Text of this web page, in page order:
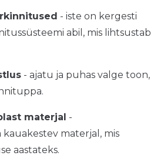
- iste on kergesti
abil, mis lihtsustab
- ajatu ja puhas valge toon,
materjal -
materjal, mis
aastateks.